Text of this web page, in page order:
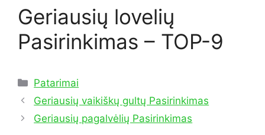
Geriausių lovelių
Pasirinkimas – TOP-9
Kategorijos
Patarimai
Geriausių vaikiškų gultų Pasirinkimas
Geriausių pagalvėlių Pasirinkimas